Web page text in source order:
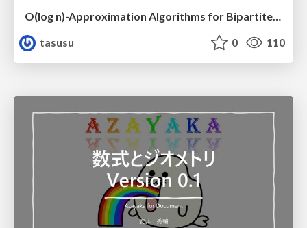
O(log n)-Approximation Algorithms for Bipartiteness Ratio
tasusu
0 110